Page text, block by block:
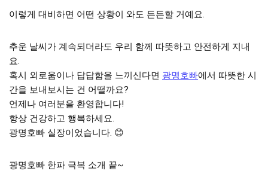
이렇게 대비하면 어떤 상황이 와도 든든할 거예요.
추운 날씨가 계속되더라도 우리 함께 따뜻하고 안전하게 지내
요.
혹시 외로움이나 답답함을 느끼신다면 광명호빠에서 따뜻한 시
간을 보내보시는 건 어떨까요?
언제나 여러분을 환영합니다!
항상 건강하고 행복하세요.
광명호빠 실장이었습니다. 😊
광명호빠 한파 극복 소개 끝~